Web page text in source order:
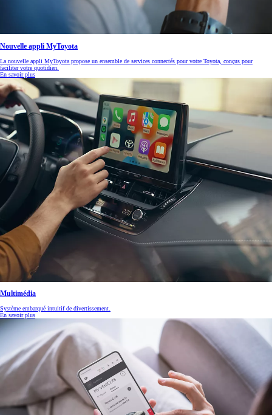
Nouvelle appli MyToyota
La nouvelle appli MyToyota propose un ensemble de services connectés pour votre Toyota, conçus pour
faciliter votre quotidien.
En savoir plus
Multimédia
Système embarqué intuitif de divertissement.
En savoir plus